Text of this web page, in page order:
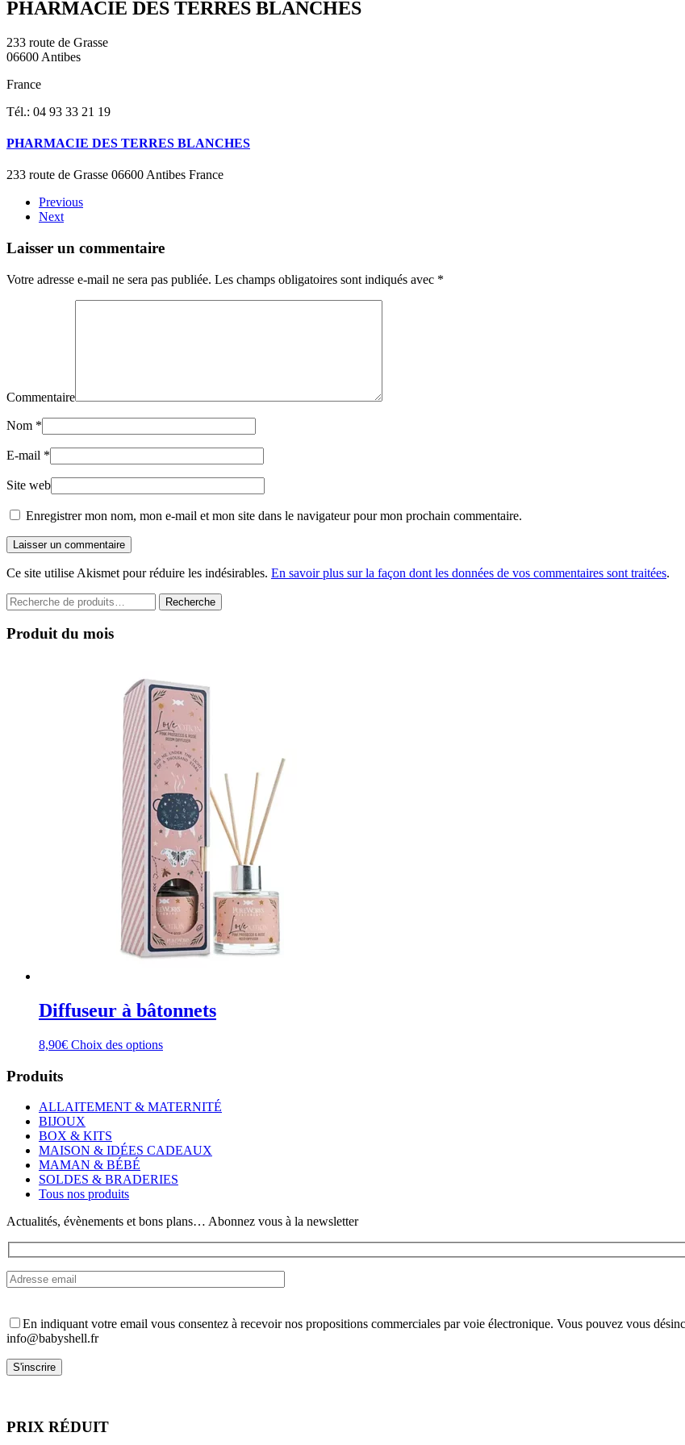
PHARMACIE DES TERRES BLANCHES
233 route de Grasse
06600 Antibes
France
Tél.: 04 93 33 21 19
PHARMACIE DES TERRES BLANCHES
233 route de Grasse 06600 Antibes France
Previous
Next
Laisser un commentaire
Votre adresse e-mail ne sera pas publiée. Les champs obligatoires sont indiqués avec *
Commentaire
Nom *
E-mail *
Site web
Enregistrer mon nom, mon e-mail et mon site dans le navigateur pour mon prochain commentaire.
Laisser un commentaire
Ce site utilise Akismet pour réduire les indésirables. En savoir plus sur la façon dont les données de vos commentaires sont traitées.
Recherche
pour :
Recherche
Produit du mois
Diffuseur à bâtonnets
8,90€ Choix des optionsCe
variations.
Les
peuvent
être
choisies
sur
page
du
produit
Produits
ALLAITEMENT & MATERNITÉ
BIJOUX
BOX & KITS
MAISON & IDÉES CADEAUX
MAMAN & BÉBÉ
SOLDES & BRADERIES
Tous nos produits
Actualités, évènements et bons plans… Abonnez vous à la newsletter
En indiquant votre email vous consentez à recevoir nos propositions commerciales par voie électronique. Vous pouvez vous
info@babyshell.fr
PRIX RÉDUIT